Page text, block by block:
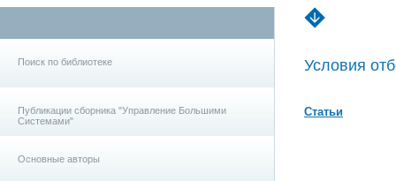
Поиск по библиотеке
Публикации сборника "Управление Большими
Системами"
Основные авторы
Условия
Статьи